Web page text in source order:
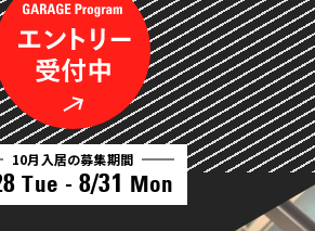
10月入居の募集期間
Tue - 8/31 Mon